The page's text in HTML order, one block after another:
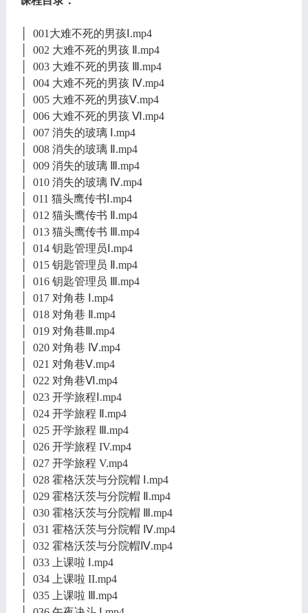
│ 001大难不死的男孩Ⅰ.mp4
│ 002 大难不死的男孩 Ⅱ.mp4
│ 003 大难不死的男孩 Ⅲ.mp4
│ 004 大难不死的男孩 Ⅳ.mp4
│ 005 大难不死的男孩Ⅴ.mp4
│ 006 大难不死的男孩 Ⅵ.mp4
│ 007 消失的玻璃 Ⅰ.mp4
│ 008 消失的玻璃 Ⅱ.mp4
│ 009 消失的玻璃 Ⅲ.mp4
│ 010 消失的玻璃 Ⅳ.mp4
│ 011 猫头鹰传书Ⅰ.mp4
│ 012 猫头鹰传书 Ⅱ.mp4
│ 013 猫头鹰传书 Ⅲ.mp4
│ 014 钥匙管理员Ⅰ.mp4
│ 015 钥匙管理员 Ⅱ.mp4
│ 016 钥匙管理员 Ⅲ.mp4
│ 017 对角巷 Ⅰ.mp4
│ 018 对角巷 Ⅱ.mp4
│ 019 对角巷Ⅲ.mp4
│ 020 对角巷 Ⅳ.mp4
│ 021 对角巷Ⅴ.mp4
│ 022 对角巷Ⅵ.mp4
│ 023 开学旅程Ⅰ.mp4
│ 024 开学旅程 Ⅱ.mp4
│ 025 开学旅程 Ⅲ.mp4
│ 026 开学旅程 IV.mp4
│ 027 开学旅程 V.mp4
│ 028 霍格沃茨与分院帽 Ⅰ.mp4
│ 029 霍格沃茨与分院帽 Ⅱ.mp4
│ 030 霍格沃茨与分院帽 Ⅲ.mp4
│ 031 霍格沃茨与分院帽 Ⅳ.mp4
│ 032 霍格沃茨与分院帽Ⅳ.mp4
│ 033 上课啦 Ⅰ.mp4
│ 034 上课啦 II.mp4
│ 035 上课啦 Ⅲ.mp4